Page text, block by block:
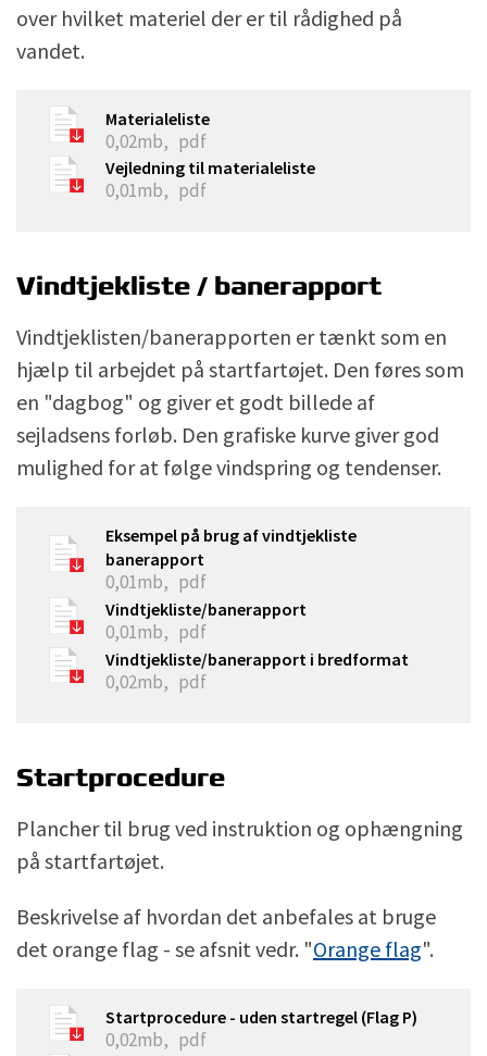
over hvilket materiel der er til rådighed på
vandet.
Materialeliste
0,02mb, pdf
Vejledning til materialeliste
0,01mb, pdf
Vindtjekliste / banerapport
Vindtjeklisten/banerapporten er tænkt som en
hjælp til arbejdet på startfartøjet. Den føres som
en "dagbog" og giver et godt billede af
sejladsens forløb. Den grafiske kurve giver god
mulighed for at følge vindspring og tendenser.
Eksempel på brug af vindtjekliste
banerapport
0,01mb, pdf
Vindtjekliste/banerapport
0,01mb, pdf
Vindtjekliste/banerapport i bredformat
0,02mb, pdf
Startprocedure
Plancher til brug ved instruktion og ophængning
på startfartøjet.
Beskrivelse af hvordan det anbefales at bruge
det orange flag - se afsnit vedr. "Orange flag".
Startprocedure - uden startregel (Flag P)
0,02mb, pdf